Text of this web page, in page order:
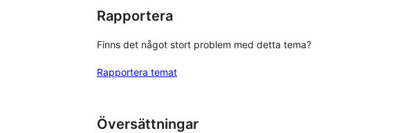
Rapportera
Finns det något stort problem med detta tema?
Rapportera temat
Översättningar